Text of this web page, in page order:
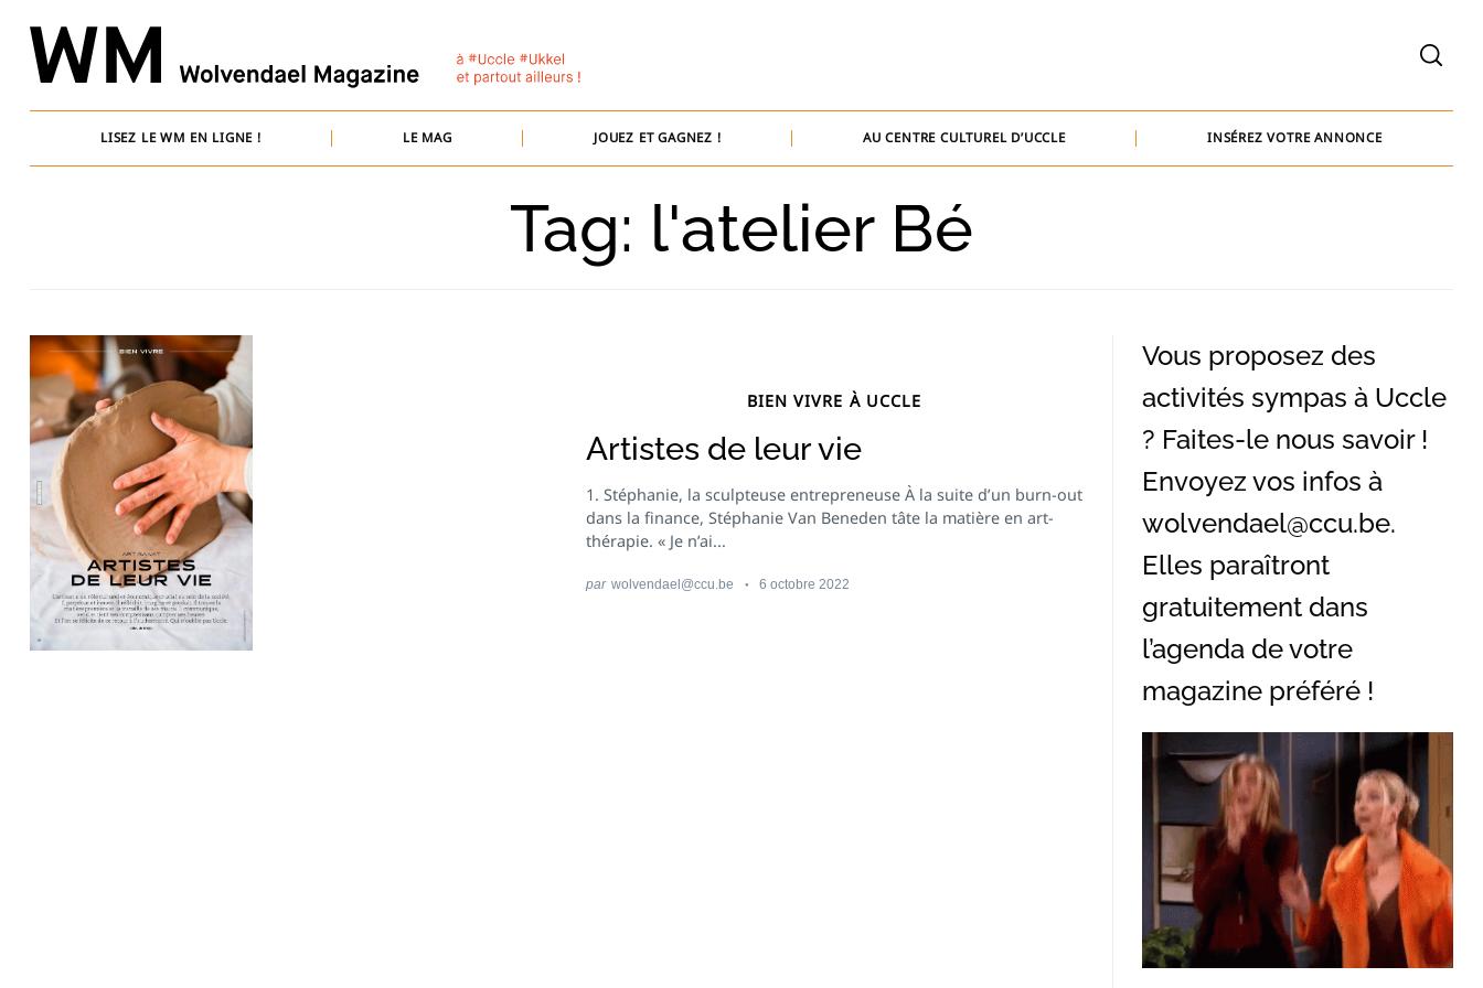
content
LISEZ LE WM EN LIGNE ! LE MAG JOUEZ ET GAGNEZ ! AU CENTRE CULTUREL D’UCCLE INSÉREZ VOTRE ANNONCE
bernard@baammedia.be
jennifer@baammedia.be
Tag: l'atelier Bé
BIEN VIVRE À UCCLE
Artistes de leur vie
1. Stéphanie, la sculpteuse entrepreneuse À la suite d’un burn-out
dans la finance, Stéphanie Van Beneden tâte la matière en art-
thérapie. « Je n’ai...
par wolvendael@ccu.be 6 octobre 2022
Vous proposez des
activités sympas à Uccle
? Faites-le nous savoir !
Envoyez vos infos à
wolvendael@ccu.be.
Elles paraîtront
gratuitement dans
l’agenda de votre
magazine préféré !
Recherche
pour
: